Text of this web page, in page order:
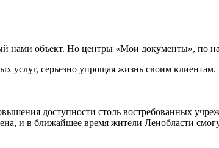
нами объект. Но центры «Мои документы», по
услуг, серьезно упрощая жизнь своим клиентам.
доступности столь востребованных
и в ближайшее время жители Ленобласти